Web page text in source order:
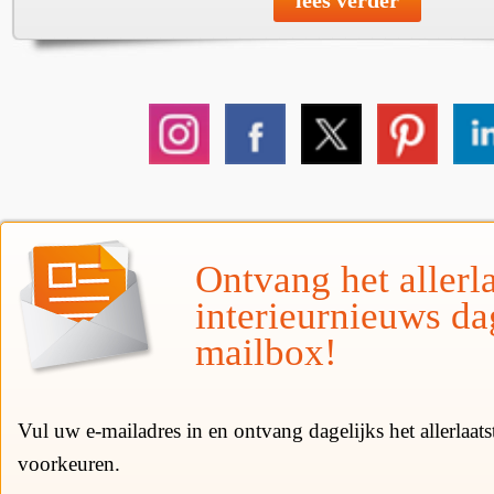
Ontvang het
interieurnieuws
mailbox!
Vul uw e-mailadres in en ontvang dagelijks het
voorkeuren.